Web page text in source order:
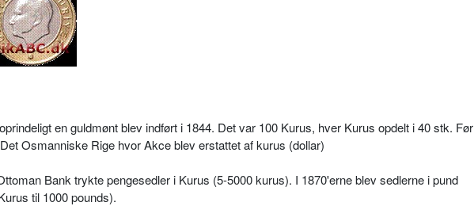
en guldmønt blev indført i 1844. Det var 100 Kurus, hver Kurus opdelt i 40 stk. Før
Osmanniske Rige hvor Akce blev erstattet af kurus (dollar)
Bank trykte pengesedler i Kurus (5-5000 kurus). I 1870'erne blev sedlerne i pund
til 1000 pounds).